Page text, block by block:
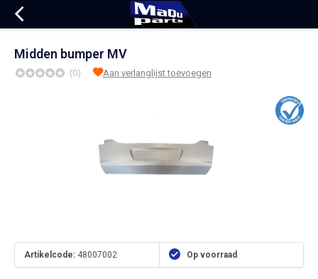
Midden bumper MV
(0) Aan verlanglijst toevoegen
Artikelcode: 48007002 Op voorraad